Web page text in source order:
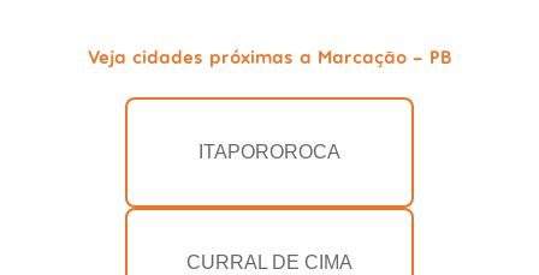
Veja cidades próximas a Marcação - PB
ITAPOROROCA
CURRAL DE CIMA